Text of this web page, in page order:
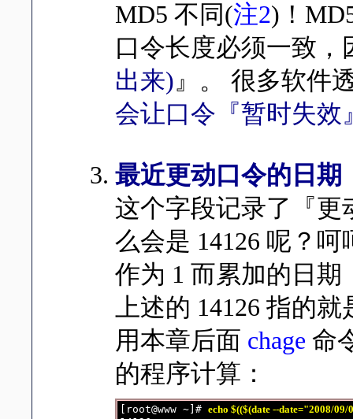
MD5 不同(注2)！
口令长度必须一致，
出来)』。 很多软件
会让口令『暂时失效
最近更动口令的日期
这个字段记录了『更
么会是 14126 呢？
作为 1 而累加的日期
上述的 14126 指的
用本章后面 chage 命
的程序计算：
[root@www ~]# echo $(($(date --date="2008/